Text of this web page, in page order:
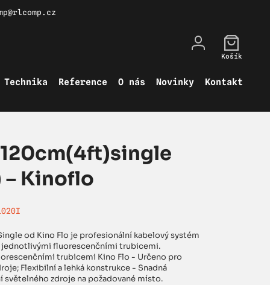
Technika Reference O nás Novinky Kontakt
Košík
Kinoflo
od Kino Flo je profesionální kabelový systém
jednotlivými fluorescenčními trubicemi.
trubicemi Kino Flo - Určeno pro
Flexibilní a lehká konstrukce - Snadná
světelného zdroje na požadované místo.